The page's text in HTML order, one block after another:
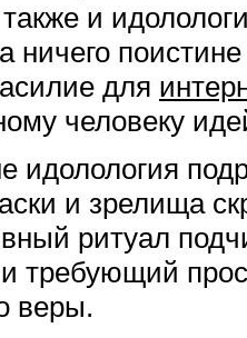
и
ничего
для
человеку
идолология
и зрелища
ритуал
и требующий
веры.